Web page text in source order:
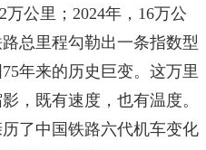
万公里；2024年，16万公
总里程勾勒出一条指数型
年来的历史巨变。这万里
，既有速度，也有温度。
了中国铁路六代机车变化